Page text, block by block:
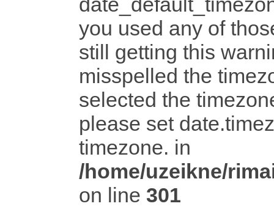
you used any of
still getting this
misspelled the
selected the
please set
timezone. in
/home/uzeikne/
on line 301